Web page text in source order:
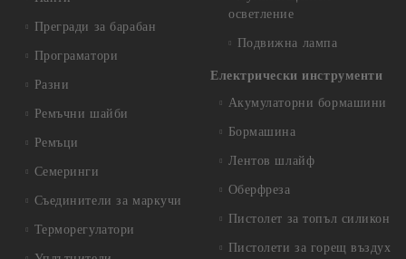
Прегради за барабан
Програматори
Разни
Ремъчни шайби
Ремъци
Семеринги
Съединители за маркучи
Терморегулатори
осветление
Подвижна лампа
Електрически инструменти
Акумулаторни бормашини
Бормашина
Лентов шлайф
Оберфреза
Пистолет за топъл силикон
Пистолети за горещ въздух